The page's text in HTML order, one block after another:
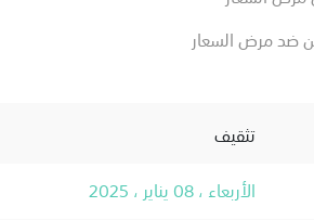
ضد مرض السعار
تثقيف
الأربعاء ، 08 يناير ، 2025